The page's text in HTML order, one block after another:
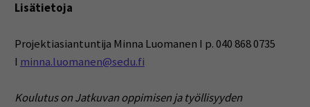
Lisätietoja
Projektiasiantuntija Minna Luomanen I p. 040 868 0735
I minna.luomanen@sedu.fi
Koulutus on Jatkuvan oppimisen ja työllisyyden